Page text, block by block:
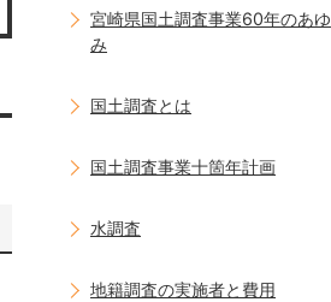
宮崎県国土調査事業60年のあゆ
み
国土調査とは
国土調査事業十箇年計画
水調査
地籍調査の実施者と費用